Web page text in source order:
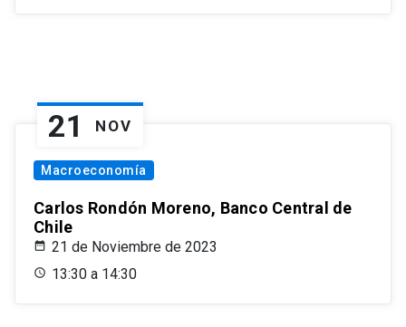
21 NOV
Macroeconomía
Carlos Rondón Moreno, Banco Central de
Chile
21 de Noviembre de 2023
13:30 a 14:30